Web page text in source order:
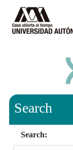
Search
Search: